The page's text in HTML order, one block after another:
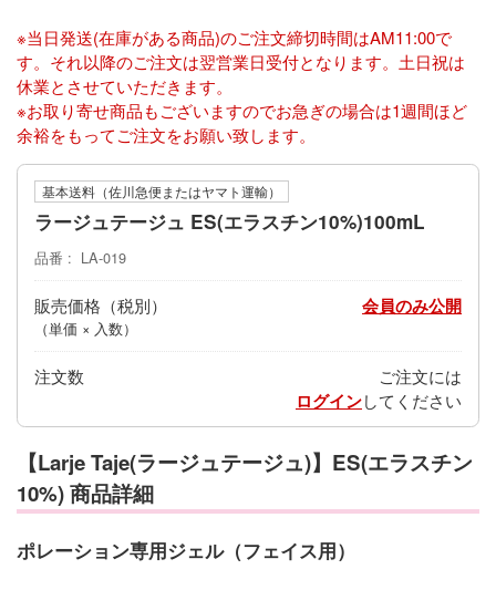
※当日発送(在庫がある商品)のご注文締切時間はAM11:00で
す。それ以降のご注文は翌営業日受付となります。土日祝は
休業とさせていただきます。
※お取り寄せ商品もございますのでお急ぎの場合は1週間ほど
余裕をもってご注文をお願い致します。
基本送料（佐川急便またはヤマト運輸）
ラージュテージュ ES(エラスチン10%)100mL
品番 LA-019
販売価格
（単価 × 入数）
会員のみ公開
注文数 ご注文には
ログインしてください
【Larje Taje(ラージュテージュ)】ES(エラスチン
10%) 商品詳細
ポレーション専用ジェル（フェイス用）